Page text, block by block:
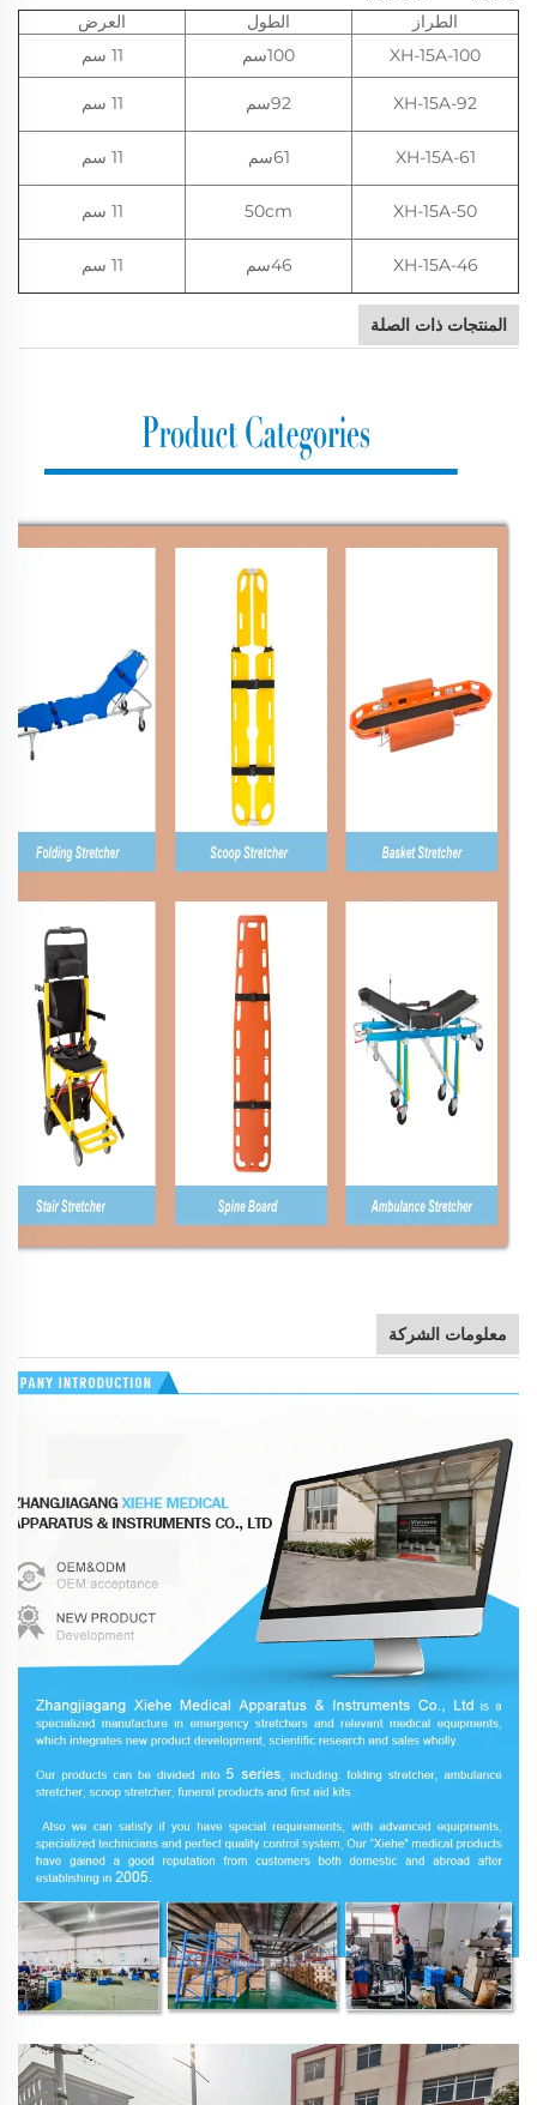
الطراز الطول
العرض
XH-15A-100
100سم 11 سم
XH-15A-92 92سم 11 سم
XH-15A-61 61سم 11 سم
XH-15A-50
50cm 11 سم
XH-15A-46 46سم 11 سم
المنتجات ذات الصلة
معلومات الشركة